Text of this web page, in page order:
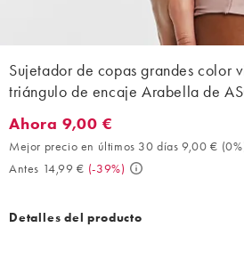
Sujetador de copas grandes color
triángulo de encaje Arabella de
Ahora 9,00 €. Mejor precio en
Ahora 9,00 €
Mejor precio en últimos 30 días 9,00 € (0%
Antes 14,99 € (-39%)
Detalles del producto